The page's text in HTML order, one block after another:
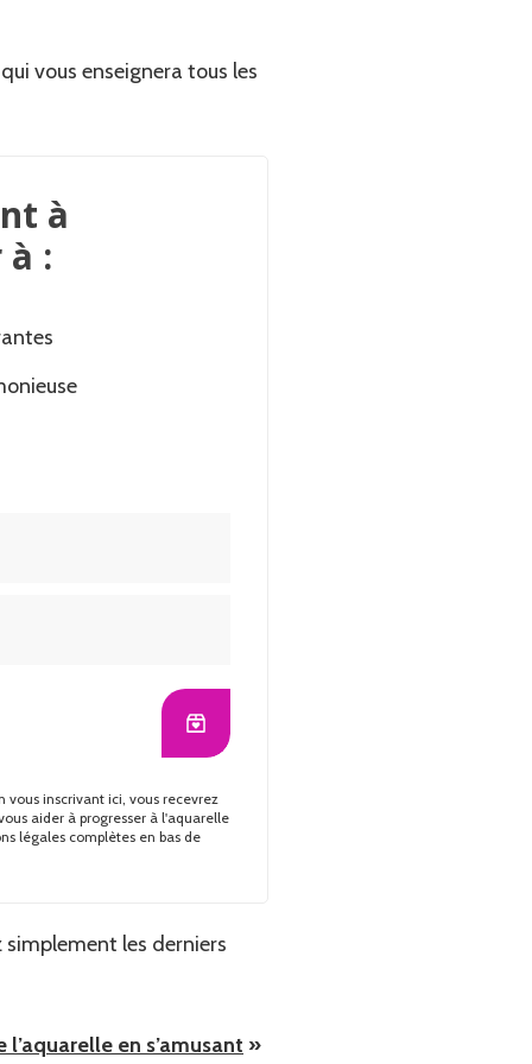
vous enseignera tous les
à
:
vous inscrivant ici, vous recevrez
aider à progresser à l'aquarelle
légales complètes en bas de
simplement les derniers
l’aquarelle en s’amusant »